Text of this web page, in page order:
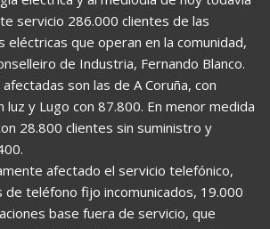
servicio 286.000 clientes de las
eléctricas que operan en la comunidad,
de Industria, Fernando Blanco.
son las de A Coruña, con
luz y Lugo con 87.800. En menor medida
28.800 clientes sin suministro y
afectado el servicio telefónico,
de teléfono fijo incomunicados, 19.000
base fuera de servicio, que